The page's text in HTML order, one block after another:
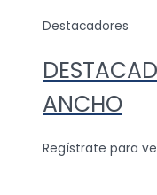
Destacadores
ANCHO
Regístrate para